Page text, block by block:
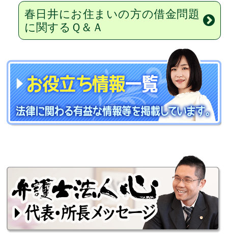
春日井にお住まいの方の借金問題
に関するＱ＆Ａ